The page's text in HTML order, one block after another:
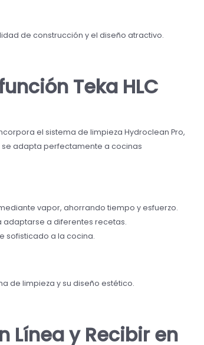
de construcción y el diseño atractivo.
Teka HLC
el sistema de limpieza Hydroclean Pro,
adapta perfectamente a cocinas
vapor, ahorrando tiempo y esfuerzo.
a diferentes recetas.
sofisticado a la cocina.
de limpieza y su diseño estético.
Línea y Recibir en